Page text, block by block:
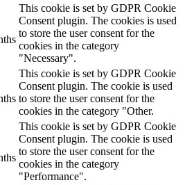
This cookie is set by GDPR Cookie
Consent plugin. The cookies is used
to store the user consent for the
cookies in the category
"Necessary".
This cookie is set by GDPR Cookie
Consent plugin. The cookie is used
to store the user consent for the
cookies in the category "Other.
This cookie is set by GDPR Cookie
Consent plugin. The cookie is used
to store the user consent for the
cookies in the category
"Performance".